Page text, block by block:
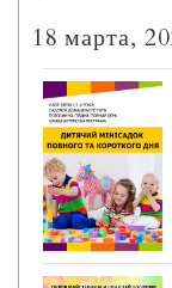
18 марта,